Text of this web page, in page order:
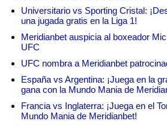
Universitario vs Sporting Cristal:
una jugada gratis en la Liga 1!
Meridianbet auspicia al boxeador
UFC
UFC nombra a Meridianbet
España vs Argentina: ¡Juega en la
gana con la Mundo Mania de
Francia vs Inglaterra: ¡Juega en el
Mundo Mania de Meridianbet!